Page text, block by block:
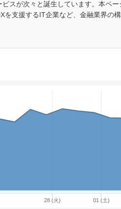
スが次々と誕生しています。本ペー
を支援するIT企業など、金融業界の
28 (火) 01 (土)